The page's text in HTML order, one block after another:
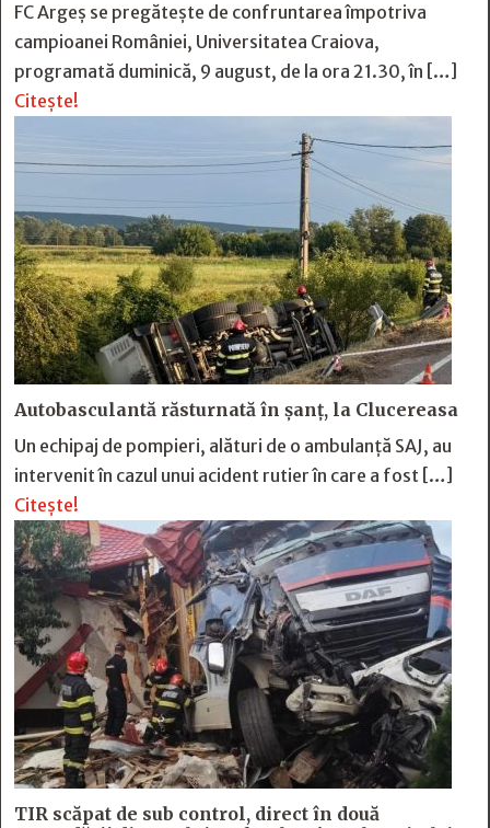
FC Argeș se pregătește de confruntarea împotriva
campioanei României, Universitatea Craiova,
programată duminică, 9 august, de la ora 21.30, în […]
Citește!
Autobasculantă răsturnată în șanț, la Clucereasa
Un echipaj de pompieri, alături de o ambulanță SAJ, au
intervenit în cazul unui acident rutier în care a fost […]
Citește!
TIR scăpat de sub control, direct în două